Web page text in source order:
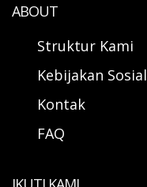
ABOUT
Struktur Kami
Kebijakan Sosial
Kontak
FAQ